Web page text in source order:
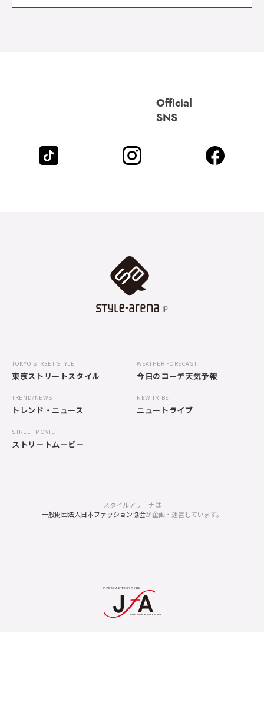
Official
SNS
TOKYO STREET STYLE
東京ストリートスタイル
WEATHER FORECAST
今日のコーデ天気予報
TREND/NEWS
トレンド・ニュース
NEW TRIBE
ニュートライブ
STREET MOVIE
ストリートムービー
スタイルアリーナは
一般財団法人日本ファッション協会が企画・運営しています。